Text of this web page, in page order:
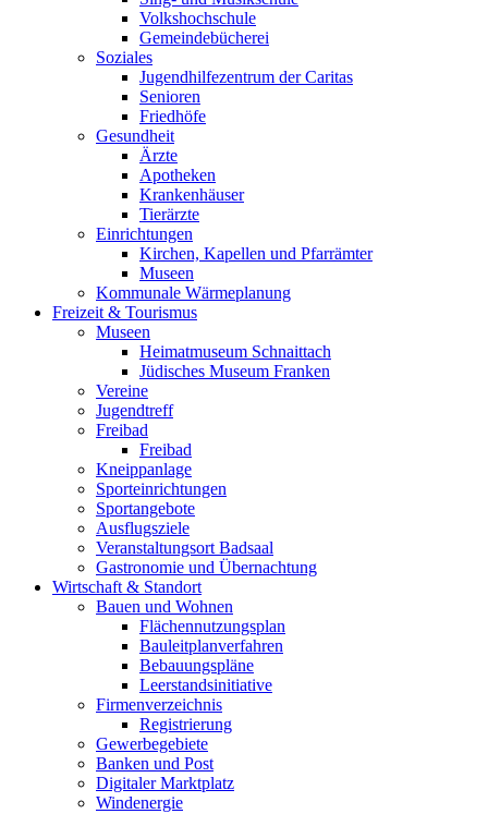
Volkshochschule
Gemeindebücherei
Soziales
Jugendhilfezentrum der Caritas
Senioren
Friedhöfe
Gesundheit
Ärzte
Apotheken
Krankenhäuser
Tierärzte
Einrichtungen
Kirchen, Kapellen und Pfarrämter
Museen
Kommunale Wärmeplanung
Freizeit & Tourismus
Museen
Heimatmuseum Schnaittach
Jüdisches Museum Franken
Vereine
Jugendtreff
Freibad
Freibad
Kneippanlage
Sporteinrichtungen
Sportangebote
Ausflugsziele
Veranstaltungsort Badsaal
Gastronomie und Übernachtung
Wirtschaft & Standort
Bauen und Wohnen
Flächennutzungsplan
Bauleitplanverfahren
Bebauungspläne
Leerstandsinitiative
Firmenverzeichnis
Registrierung
Gewerbegebiete
Banken und Post
Digitaler Marktplatz
Windenergie